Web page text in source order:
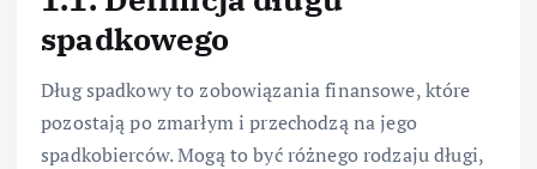
spadkowego
Dług spadkowy to zobowiązania finansowe, które
pozostają po zmarłym i przechodzą na jego
spadkobierców. Mogą to być różnego rodzaju długi,